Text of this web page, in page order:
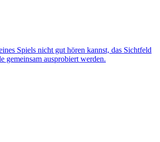
Spiels nicht gut hören kannst, das Sichtfeld
gemeinsam ausprobiert werden.